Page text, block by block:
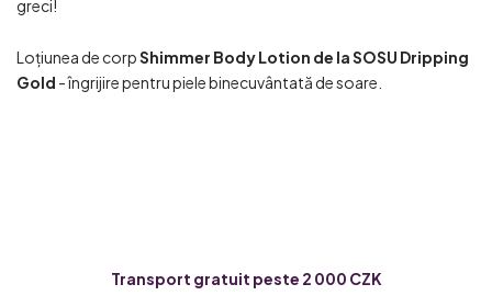
greci!
Loțiunea de corpShimmer Body Lotion de la SOSU Dripping
Gold - îngrijire pentru piele binecuvântată de soare.
Transport gratuit peste 2 000 CZK